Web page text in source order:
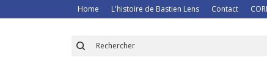
Home L'histoire de Bastien Lens Contact